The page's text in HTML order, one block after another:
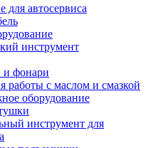
для автосервиса
инструмент
и фонари
работы с маслом и смазкой
оборудование
инструмент для